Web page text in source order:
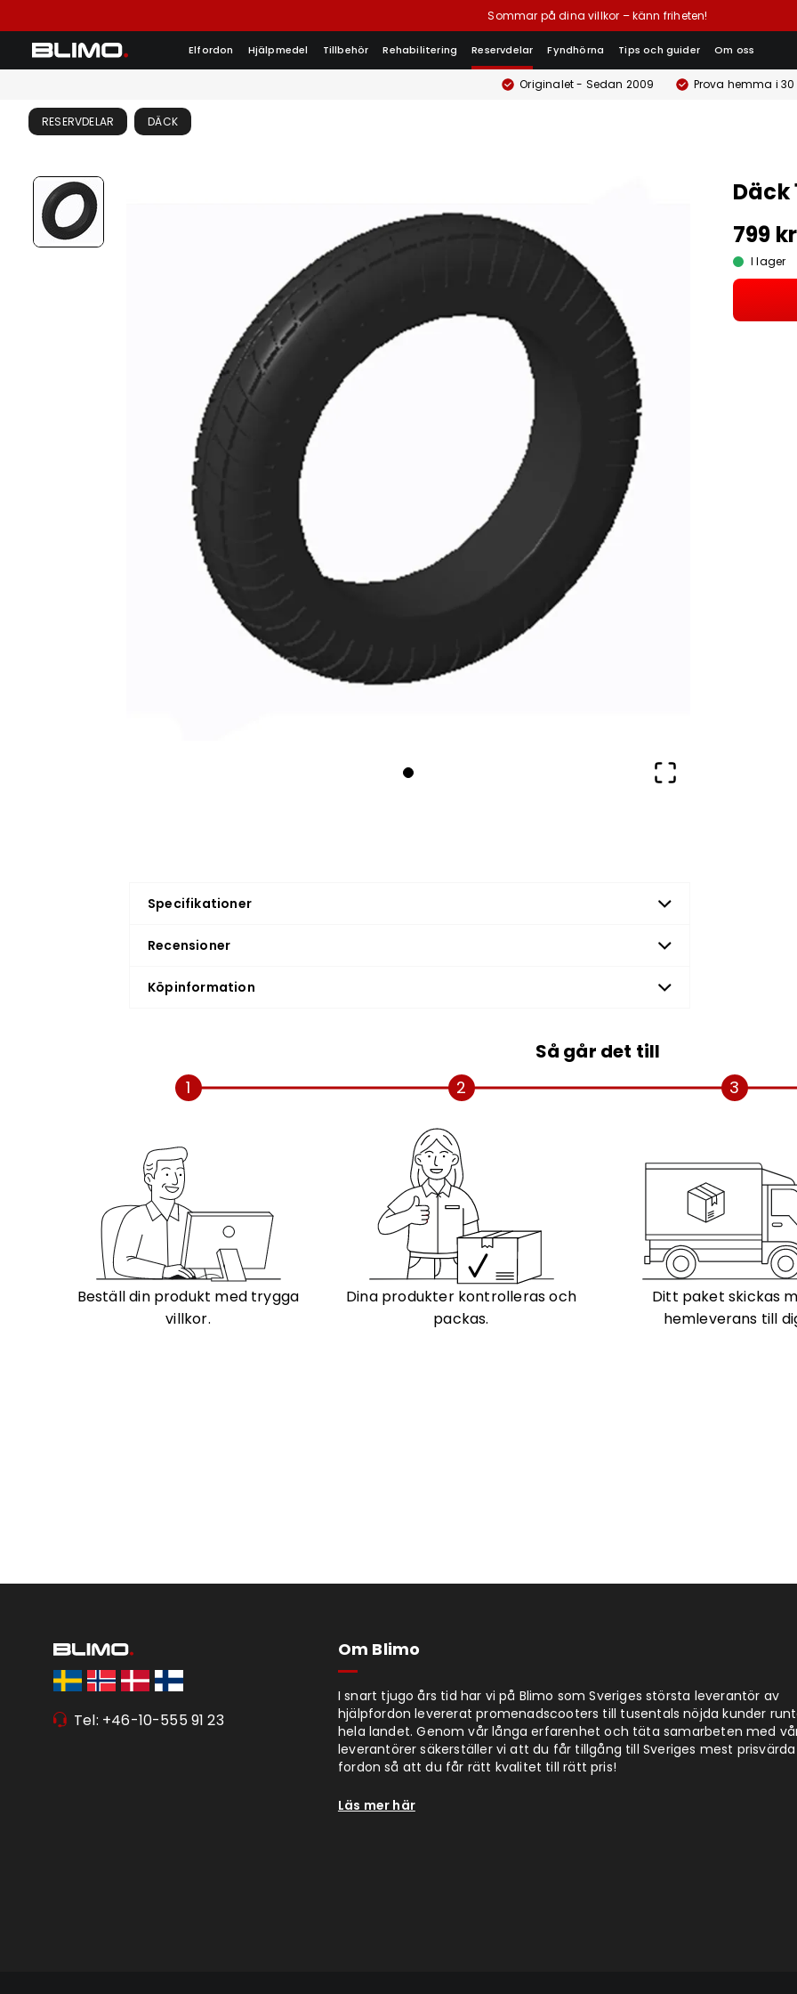
Sommar på dina villkor – känn friheten!
Elfordon Hjälpmedel Tillbehör Rehabilitering Reservdelar Fyndhörna Tips och guider Om oss
Originalet - Sedan 2009 Prova hemma i
RESERVDELAR DÄCK
Däck
799 kr
I lager
Specifikationer
Recensioner
Köpinformation
Så går det till
1
Beställ din produkt med trygga
villkor.
2
Dina produkter kontrolleras och
packas.
3
Ditt paket skickas
hemleverans till
Tel: +46-10-555 91 23
Om Blimo
I snart tjugo års tid har vi på Blimo som Sveriges största leverantör av
hjälpfordon levererat promenadscooters till tusentals nöjda kunder
hela landet. Genom vår långa erfarenhet och täta samarbeten med
leverantörer säkerställer vi att du får tillgång till Sveriges mest prisvärda
fordon så att du får rätt kvalitet till rätt pris!
Läs mer här